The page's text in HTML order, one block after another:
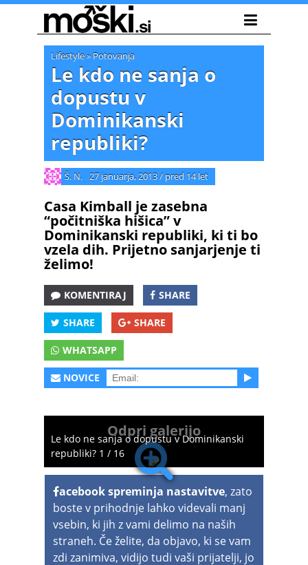
Lifestyle» Potovanja
Le kdo ne sanja o
dopustu v
Dominikanski
republiki?
Š. N. 27 januarja, 2013/ pred 14 let
Casa Kimball je zasebna
“počitniška hišica” v
Dominikanski republiki, ki ti bo
vzela dih. Prijetno sanjarjenje ti
želimo!
KOMENTIRAJ SHARE
SHARE SHARE
WHATSAPP
NOVICE
Odpri galerijo
Le kdo ne sanja o dopustu v Dominikanski
republiki? 1 / 16
acebook spreminja nastavitve, zato
boste v prihodnje lahko videvali manj
vsebin, ki jih z vami delimo na naših
straneh. Če želite, da objavo, ki se vam
zdi zanimiva, vidijo tudi vaši prijatelji, jo